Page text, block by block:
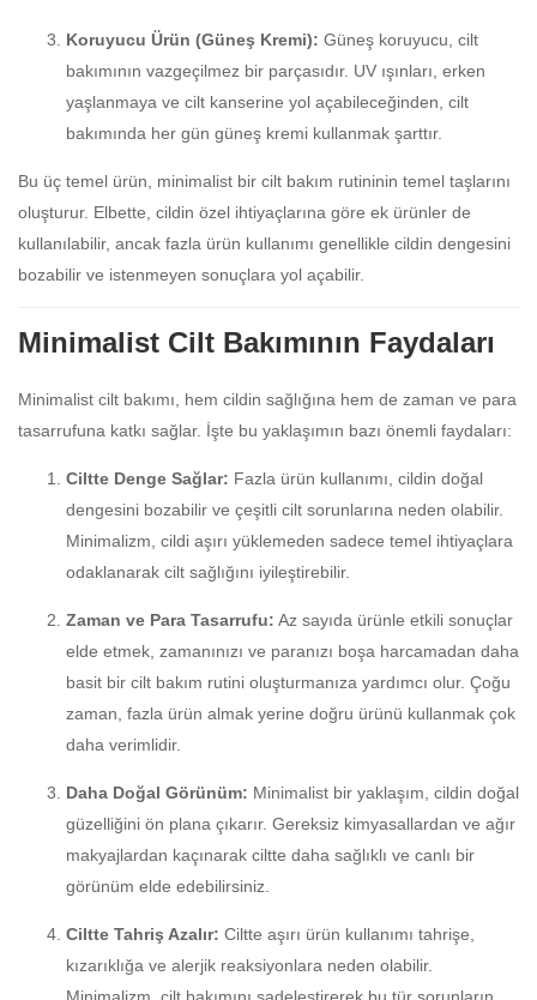
Koruyucu Ürün (Güneş Kremi): Güneş koruyucu, cilt
bakımının vazgeçilmez bir parçasıdır. UV ışınları, erken
yaşlanmaya ve cilt kanserine yol açabileceğinden, cilt
bakımında her gün güneş kremi kullanmak şarttır.
Bu üç temel ürün, minimalist bir cilt bakım rutininin temel taşlarını
oluşturur. Elbette, cildin özel ihtiyaçlarına göre ek ürünler de
kullanılabilir, ancak fazla ürün kullanımı genellikle cildin dengesini
bozabilir ve istenmeyen sonuçlara yol açabilir.
Minimalist Cilt Bakımının Faydaları
Minimalist cilt bakımı, hem cildin sağlığına hem de zaman ve para
tasarrufuna katkı sağlar. İşte bu yaklaşımın bazı önemli faydaları:
Ciltte Denge Sağlar: Fazla ürün kullanımı, cildin doğal
dengesini bozabilir ve çeşitli cilt sorunlarına neden olabilir.
Minimalizm, cildi aşırı yüklemeden sadece temel ihtiyaçlara
odaklanarak cilt sağlığını iyileştirebilir.
Zaman ve Para Tasarrufu: Az sayıda ürünle etkili sonuçlar
elde etmek, zamanınızı ve paranızı boşa harcamadan daha
basit bir cilt bakım rutini oluşturmanıza yardımcı olur. Çoğu
zaman, fazla ürün almak yerine doğru ürünü kullanmak çok
daha verimlidir.
Daha Doğal Görünüm: Minimalist bir yaklaşım, cildin doğal
güzelliğini ön plana çıkarır. Gereksiz kimyasallardan ve ağır
makyajlardan kaçınarak ciltte daha sağlıklı ve canlı bir
görünüm elde edebilirsiniz.
Ciltte Tahriş Azalır: Ciltte aşırı ürün kullanımı tahrişe,
kızarıklığa ve alerjik reaksiyonlara neden olabilir.